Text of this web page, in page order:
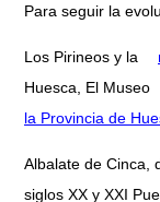
Para seguir la
Los Pirineos y la
Huesca, El Museo
la Provincia de
Albalate de Cinca,
siglos XX y XXI